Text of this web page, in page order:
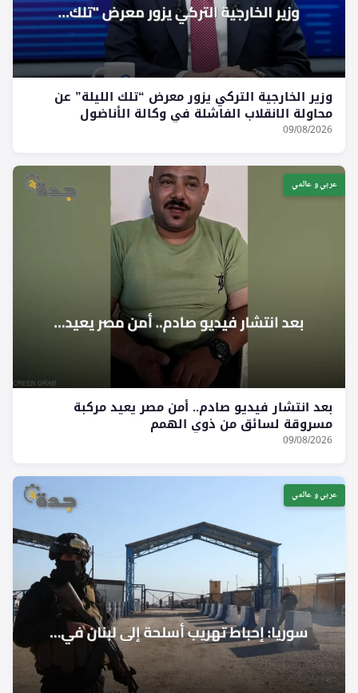
وزير الخارجية التركي يزور معرض “تلك الليلة” عن
محاولة الانقلاب الفاشلة في وكالة الأناضول
09/08/2026
عربي و عالمي
بعد انتشار فيديو صادم.. أمن مصر يعيد مركبة
مسروقة لسائق من ذوي الهمم
09/08/2026
عربي و عالمي